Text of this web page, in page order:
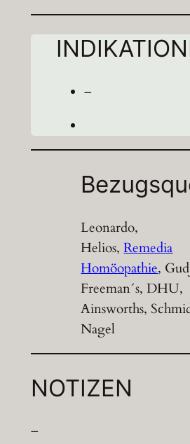
–
Leonardo,
Helios,Remedia
Homöopathie,
Freeman´s, DHU,
Ainsworths,
Nagel
NOTIZEN
–